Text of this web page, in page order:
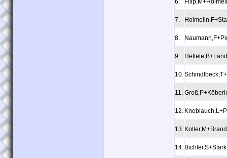
6.
7.
8.
9.
10.
11.
12.
13.
14.